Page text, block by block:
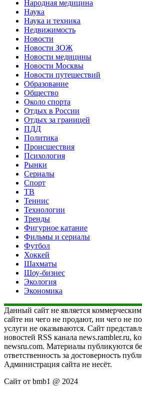
Народная медицина
Наука
Наука и техника
Недвижимость
Новости
Новости ЗОЖ
Новости медицины
Новости Москвы
Новости путешествий
Образование
Общество
Около спорта
Отдых в России
Отдых за границей
ПДД
Политика
Происшествия
Психология
Рынки
Сериалы
Спорт
ТВ
Теннис
Технологии
Тренды
Фигурное катание
Фильмы и сериалы
Футбол
Хоккей
Шахматы
Шоу-бизнес
Экология
Экономика
Данный сайт не является
сайте ни чего не продают, ни чего не
услуги не оказываются. Сайт
новостей RSS канала news.rambler.ru,
newsru.com. Материалы публикуются
ответственность за достоверность
Администрация сайта не несёт.
Сайт от bmb1 @ 2024